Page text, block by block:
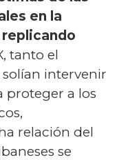
en la
tanto el
intervenir
proteger a los
relación del
se